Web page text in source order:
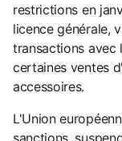
restrictions en
licence générale,
transactions avec
certaines ventes
accessoires.
L'Union
sanctions,